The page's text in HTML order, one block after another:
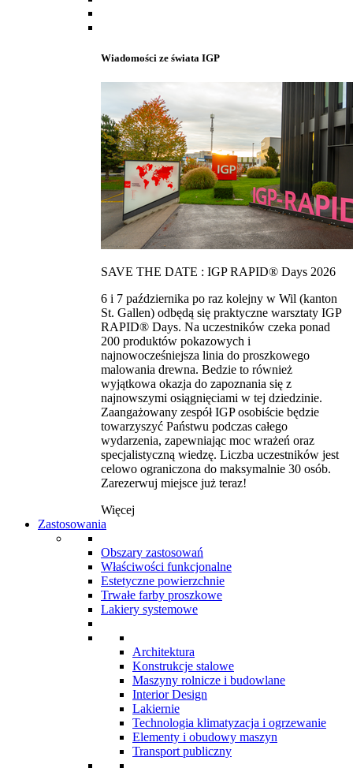
Wiadomości ze świata IGP
SAVE THE DATE : IGP RAPID® Days 2026
6 i 7 października po raz kolejny w Wil (kanton
St. Gallen) odbędą się praktyczne warsztaty IGP
RAPID® Days. Na uczestników czeka ponad
200 produktów pokazowych i
najnowocześniejsza linia do proszkowego
malowania drewna. Bedzie to również
wyjątkowa okazja do zapoznania się z
najnowszymi osiągnięciami w tej dziedzinie.
Zaangażowany zespół IGP osobiście będzie
towarzyszyć Państwu podczas całego
wydarzenia, zapewniając moc wrażeń oraz
specjalistyczną wiedzę. Liczba uczestników jest
celowo ograniczona do maksymalnie 30 osób.
Zarezerwuj miejsce już teraz!
Więcej
Zastosowania
Obszary zastosowań
Właściwości funkcjonalne
Estetyczne powierzchnie
Trwałe farby proszkowe
Lakiery systemowe
Architektura
Konstrukcje stalowe
Maszyny rolnicze i budowlane
Interior Design
Lakiernie
Technologia klimatyzacja i ogrzewanie
Elementy i obudowy maszyn
Transport publiczny